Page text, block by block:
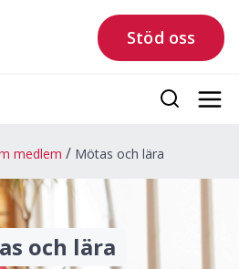
Stöd oss
medlem Mötas och lära
och lära